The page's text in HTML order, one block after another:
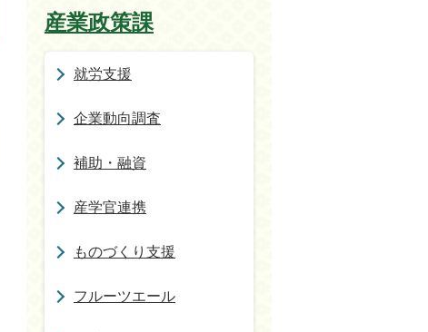
産業政策課
就労支援
企業動向調査
補助・融資
産学官連携
ものづくり支援
フルーツエール